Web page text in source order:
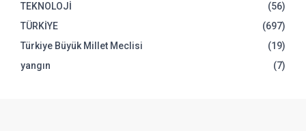
TEKNOLOJİ
(56)
TÜRKİYE
(697)
Türkiye Büyük Millet Meclisi
(19)
yangın
(7)